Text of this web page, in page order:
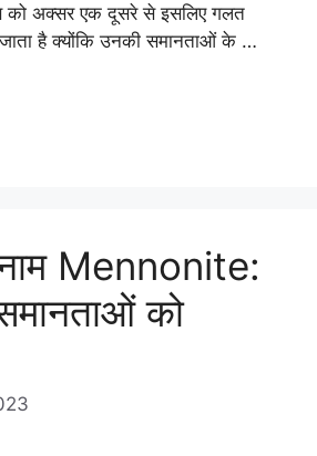
को अक्सर एक दूसरे से इसलिए गलत
है क्योंकि उनकी समानताओं के …
Mennonite:
को